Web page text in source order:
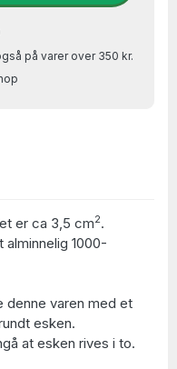
på varer over 350 kr.
er ca 3,5 cm2.
alminnelig 1000-
denne varen med et
esken.
at esken rives i to.